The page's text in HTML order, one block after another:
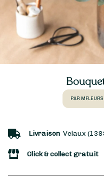
PAR
Livraison Velaux
Click & collect gratuit